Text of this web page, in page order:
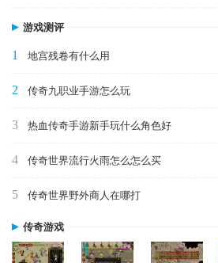
游戏测评
1 地宫残卷有什么用
2 传奇九职业手游怎么玩
3 热血传奇手游新手玩什么角色好
4 传奇世界流行火雨怎么怎么买
5 传奇世界野外商人在哪打
传奇游戏